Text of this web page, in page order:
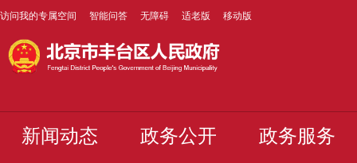
访问我的专属空间 智能问答 无障碍 适老版 移动版
新闻动态 政务公开 政务服务